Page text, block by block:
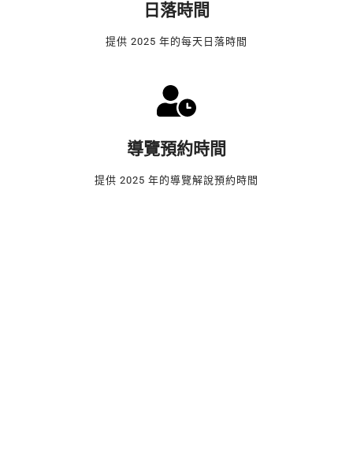
日落時間
提供 2025 年的每天日落時間
導覽預約時間
提供 2025 年的導覽解說預約時間